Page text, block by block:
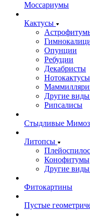
Моссариумы
Кактусы
Опунции
Ребуции
Декабристы
Нотокактусы
Другие виды
Рипсалисы
Стыдливые
Литопсы
Конофитумы
Другие
Фитокартины
Пустые